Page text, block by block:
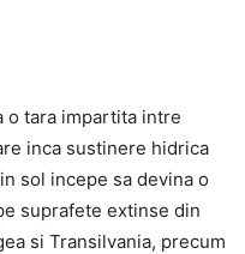
o tara impartita intre
inca sustinere hidrica
sol incepe sa devina o
suprafete extinse din
si Transilvania, precum